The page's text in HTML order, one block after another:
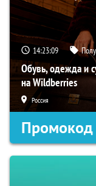
14:23:07
Обувь, одежда и
на Wildberries
Россия
Промокод